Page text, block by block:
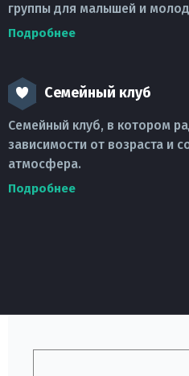
группы для малышей и
Подробнее
Семейный клуб
Семейный клуб, в котором
зависимости от возраста и
атмосфера.
Подробнее